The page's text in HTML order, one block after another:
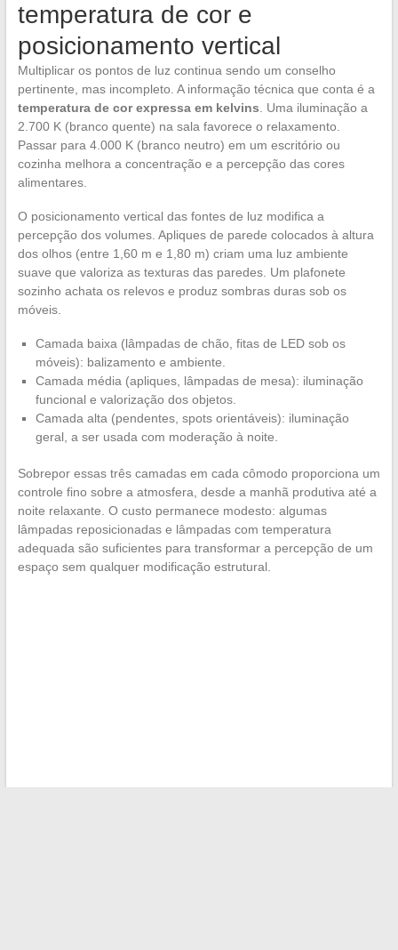
temperatura de cor e
posicionamento vertical
Multiplicar os pontos de luz continua sendo um conselho
pertinente, mas incompleto. A informação técnica que conta é a
temperatura de cor expressa em kelvins. Uma iluminação a
2.700 K (branco quente) na sala favorece o relaxamento.
Passar para 4.000 K (branco neutro) em um escritório ou
cozinha melhora a concentração e a percepção das cores
alimentares.
O posicionamento vertical das fontes de luz modifica a
percepção dos volumes. Apliques de parede colocados à altura
dos olhos (entre 1,60 m e 1,80 m) criam uma luz ambiente
suave que valoriza as texturas das paredes. Um plafonete
sozinho achata os relevos e produz sombras duras sob os
móveis.
Camada baixa (lâmpadas de chão, fitas de LED sob os
móveis): balizamento e ambiente.
Camada média (apliques, lâmpadas de mesa): iluminação
funcional e valorização dos objetos.
Camada alta (pendentes, spots orientáveis): iluminação
geral, a ser usada com moderação à noite.
Sobrepor essas três camadas em cada cômodo proporciona um
controle fino sobre a atmosfera, desde a manhã produtiva até a
noite relaxante. O custo permanece modesto: algumas
lâmpadas reposicionadas e lâmpadas com temperatura
adequada são suficientes para transformar a percepção de um
espaço sem qualquer modificação estrutural.